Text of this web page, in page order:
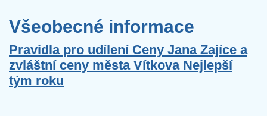
Všeobecné informace
Pravidla pro udílení Ceny Jana Zajíce a
zvláštní ceny města Vítkova Nejlepší
tým roku